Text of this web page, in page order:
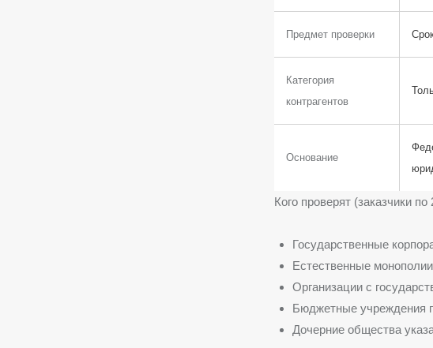
Предмет проверки
Категория
контрагентов
Основание
Кого проверят (заказчики
Государственные
Естественные
Организации с
Бюджетные учреждения
Дочерние общества